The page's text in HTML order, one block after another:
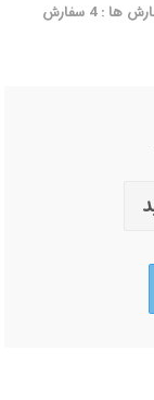
: 4 سفارش